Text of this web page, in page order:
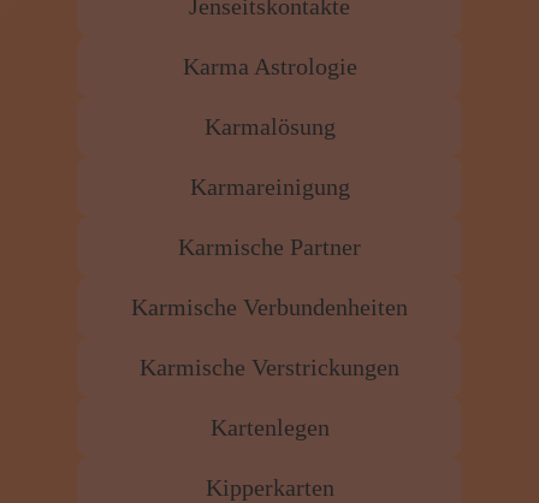
Jenseitskontakte
Karma Astrologie
Karmalösung
Karmareinigung
Karmische Partner
Karmische Verbundenheiten
Karmische Verstrickungen
Kartenlegen
Kipperkarten